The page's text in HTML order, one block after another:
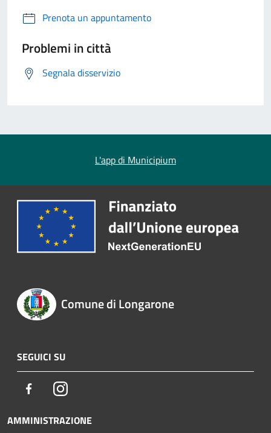
Prenota un appuntamento
Problemi in città
Segnala disservizio
L'app di Municipium
Comune di Longarone
SEGUICI SU
FacebookInstagram
AMMINISTRAZIONE